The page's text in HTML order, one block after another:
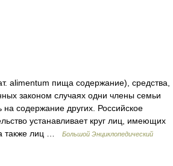
alimentum пища содержание), средства,
законом случаях одни члены семьи
содержание других. Российское
устанавливает круг лиц, имеющих
также лиц …
Большой Энциклопедический